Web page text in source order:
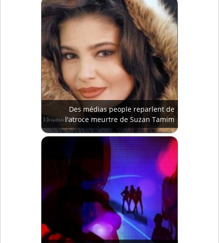
Des médias people reparlent de
l'atroce meurtre de Suzan Tamim